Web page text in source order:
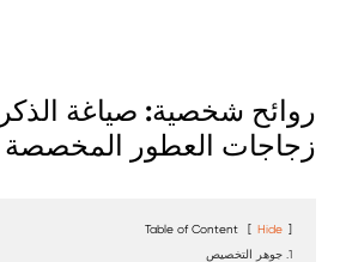
روائح شخصية: صياغة
زجاجات العطور المخصصة
Table of Content [ Hide ]
1. جوهر التخصيص